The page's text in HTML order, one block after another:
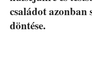
családot azonban
döntése.